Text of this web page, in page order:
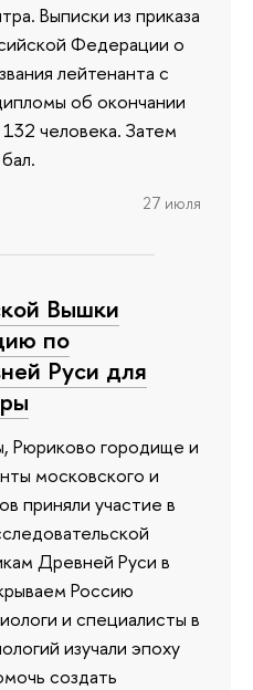
Выписки из приказа
Федерации о
лейтенанта с
об окончании
человека. Затем
27 июля
Вышки
по
Руси для
Рюриково городище и
московского и
приняли участие в
Древней Руси в
Россию
и специалисты в
изучали эпоху
создать